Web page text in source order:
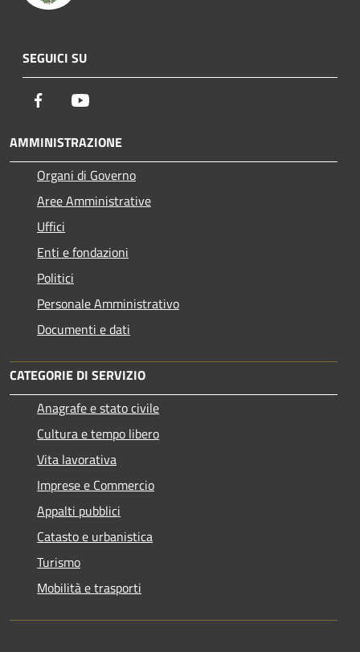
SEGUICI SU
Facebook
AMMINISTRAZIONE
Organi di Governo
Aree Amministrative
Uffici
Enti e fondazioni
Politici
Personale Amministrativo
Documenti e dati
CATEGORIE DI SERVIZIO
Anagrafe e stato civile
Cultura e tempo libero
Vita lavorativa
Imprese e Commercio
Appalti pubblici
Catasto e urbanistica
Turismo
Mobilità e trasporti